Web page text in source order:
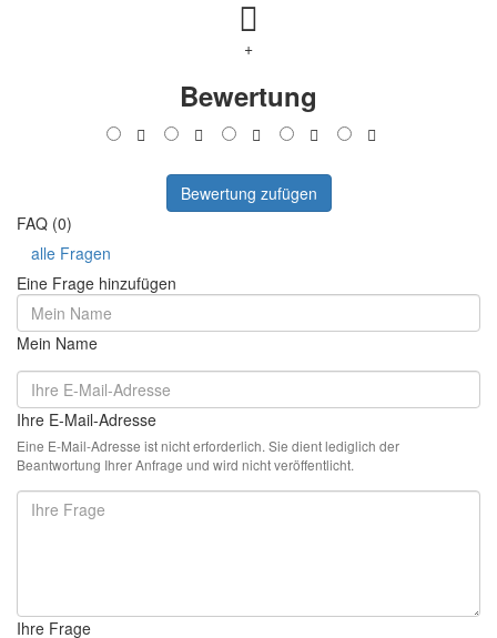
+
Bewertung
Bewertung zufügen
FAQ (0)
alle Fragen
Eine Frage hinzufügen
Mein Name
Ihre E-Mail-Adresse
Eine E-Mail-Adresse ist nicht erforderlich. Sie dient lediglich der
Beantwortung Ihrer Anfrage und wird nicht veröffentlicht.
Ihre Frage